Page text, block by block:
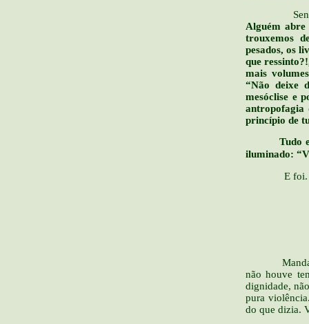
Alguém
trouxemos
pesados, os
que
mais
“Não deixe
mesóclise e
antropofagia
princípio de
Tudo em
iluminado:
E foi.
Mandaram
não houve
dignidade,
pura
do que dizia.